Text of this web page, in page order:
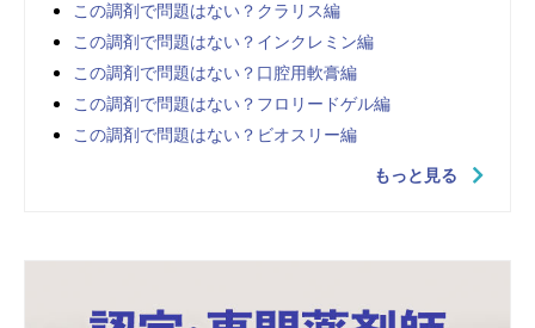
この調剤で問題はない？クラリス編
この調剤で問題はない？インクレミン編
この調剤で問題はない？口腔用軟膏編
この調剤で問題はない？フロリードゲル編
この調剤で問題はない？ビオスリー編
もっと見る